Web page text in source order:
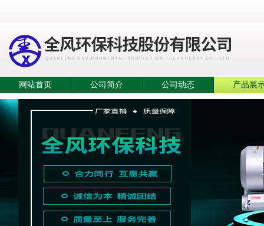
网站首页 公司简介 公司动态 产品展